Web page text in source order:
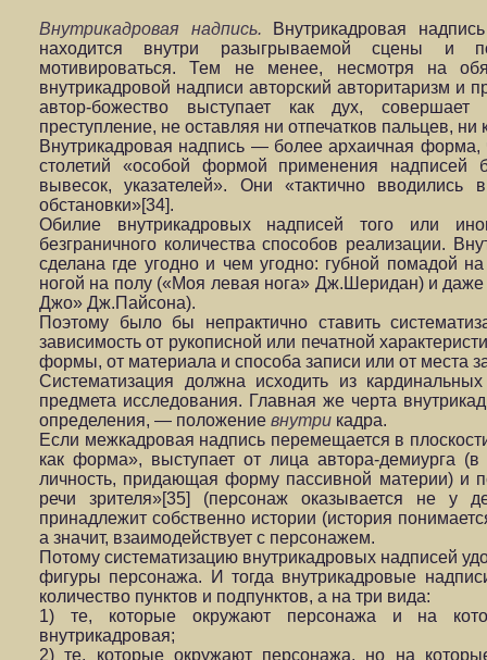
Внутрикадровая надпись.
Внутрикадровая
находится внутри разыгрываемой сцены и
мотивироваться. Тем не менее, несмотря на
внутрикадровой надписи авторский авторитаризм и
автор-божество выступает как дух,
преступление, не оставляя ни отпечатков пальцев, ни
Внутрикадровая надпись — более архаичная
столетий «особой формой применения надписей
вывесок, указателей». Они «тактично
обстановки»[34].
Обилие внутрикадровых надписей того или
безграничного количества способов реализации.
сделана где угодно и чем угодно: губной помадой
ногой на полу («Моя левая нога» Дж.Шеридан) и даже
Джо» Дж.Пайсона).
Поэтому было бы непрактично ставить
зависимость от рукописной или печатной
формы, от материала и способа записи или от места
Систематизация должна исходить из
предмета исследования. Главная же черта
определения, — положение внутри кадра.
Если межкадровая надпись перемещается в
как форма», выступает от лица автора-демиурга (в
личность, придающая форму пассивной материи) и
речи зрителя»[35] (персонаж оказывается не у
принадлежит собственно истории (история
а значит, взаимодействует с персонажем.
Потому систематизацию внутрикадровых надписей
фигуры персонажа. И тогда внутрикадровые
количество пунктов и подпунктов, а на три вида:
1) те, которые окружают персонажа и на
внутрикадровая;
2) те, которые окружают персонажа, но на